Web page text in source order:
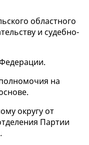
областного
и судебно-
на
округу от
Партии